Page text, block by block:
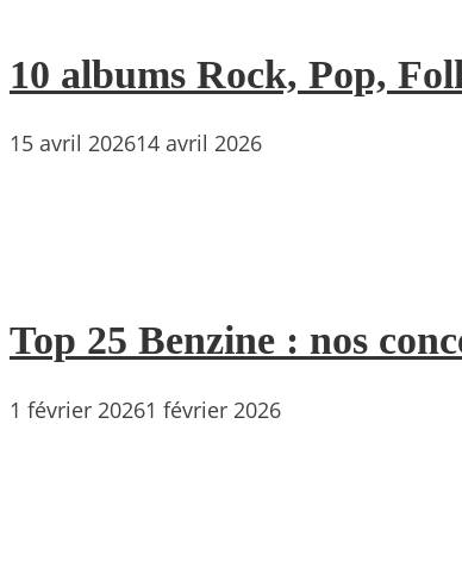
10 albums Rock, Pop,
15 avril 202614 avril 2026
Top 25 Benzine : nos
1 février 20261 février 2026